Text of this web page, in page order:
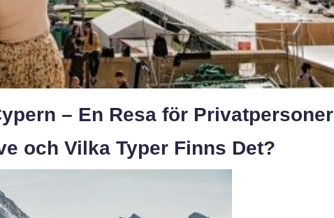
– En Resa för Privatpersoner
och Vilka Typer Finns Det?